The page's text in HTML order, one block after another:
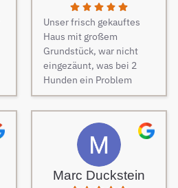
Unser frisch gekauftes
Haus mit großem
Grundstück, war nicht
eingezäunt, was bei 2
Hunden ein Problem
darstellt. Daher musste
dringend und schnell ein
Zaun her. Auf Empfehlung
von Freunden haben wir
unseren Zaun bei Berg
Zäune beauftragt und es
keine Sekunde bereut.
Marc Duckstein